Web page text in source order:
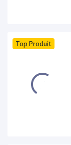
Top Produit